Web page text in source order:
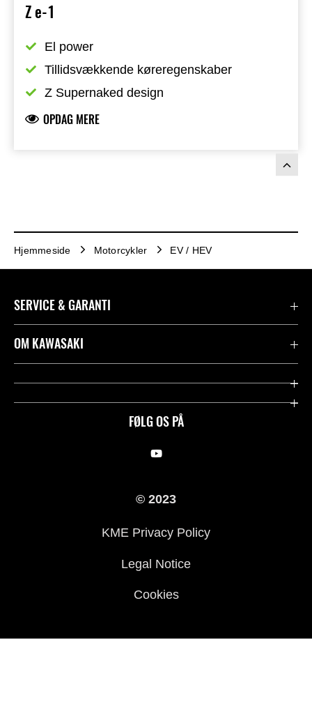
Z e-1
El power
Tillidsvækkende køreregenskaber
Z Supernaked design
OPDAG MERE
Hjemmeside Motorcykler EV / HEV
FØLG OS PÅ
SERVICE & GARANTI
Kontakt
OM KAWASAKI
Mission & værdier
© 2023
KME Privacy Policy
Legal Notice
Cookies